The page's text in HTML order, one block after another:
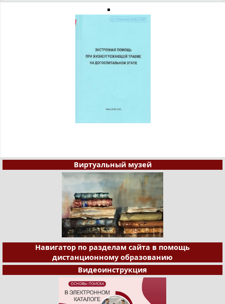
Виртуальный музей
Навигатор по разделам сайта в помощь
дистанционному образованию
Видеоинструкция